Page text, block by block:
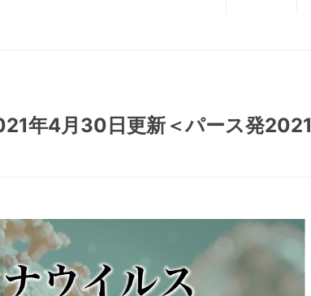
年4月30日更新＜パース発2021